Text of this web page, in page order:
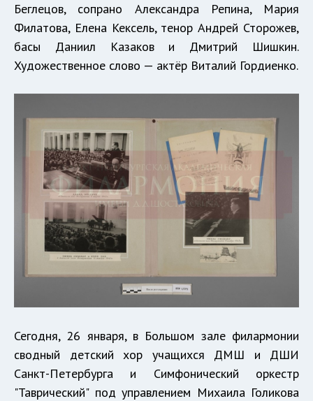
Беглецов, сопрано Александра Репина, Мария
Филатова, Елена Кексель, тенор Андрей Сторожев,
басы Даниил Казаков и Дмитрий Шишкин.
Художественное слово — актёр Виталий Гордиенко.
Сегодня, 26 января, в Большом зале филармонии
сводный детский хор учащихся ДМШ и ДШИ
Санкт-Петербурга и Симфонический оркестр
"Таврический" под управлением Михаила Голикова